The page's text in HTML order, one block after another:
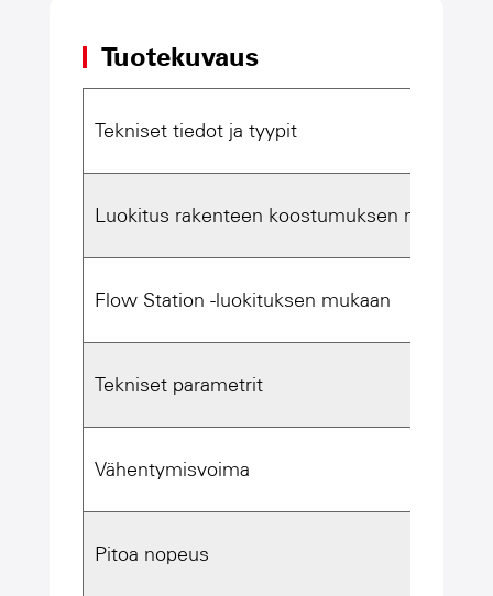
Tuotekuvaus
Tekniset tiedot ja tyypit
Luokitus rakenteen koostumuksen mukaan
Flow Station -luokituksen mukaan
Tekniset parametrit
Vähentymisvoima
Pitoa nopeus